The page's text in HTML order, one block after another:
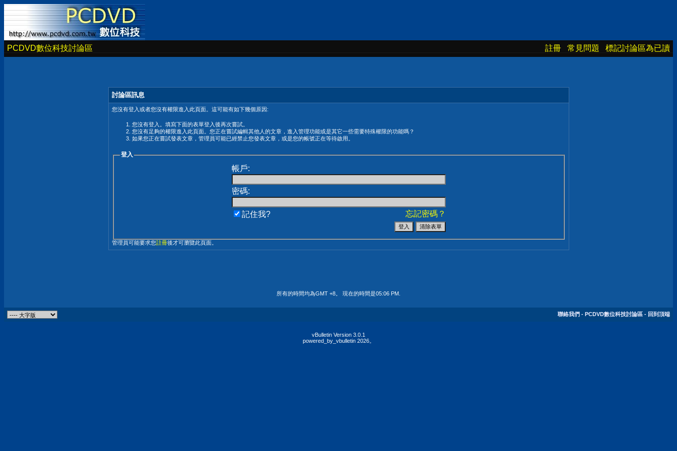
PCDVD數位科技討論區 註冊 常見問題 標記討論區為已讀
討論區訊息
您沒有登入或者您沒有權限進入此頁面。這可能有如下幾個原因:
您沒有登入。填寫下面的表單登入後再次嘗試。
您沒有足夠的權限進入此頁面。您正在嘗試編輯其他人的文章，進入管理功能或是其它一些需要特殊權限的功能嗎？
如果您正在嘗試發表文章，管理員可能已經禁止您發表文章，或是您的帳號正在等待啟用。
登入
帳戶:
密碼:
忘記密碼？
記住我?
管理員可能要求您註冊後才可瀏覽此頁面。
所有的時間均為GMT +8。 現在的時間是05:06 PM
聯絡我們 - PCDVD數位科技討論區 - 回到頂端
vBulletin Version 3.0.1
powered_by_vbulletin 2026。